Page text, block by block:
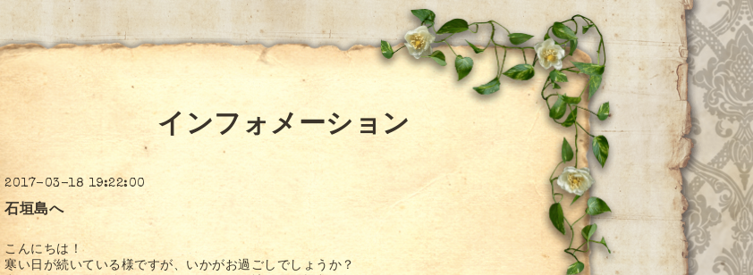
インフォメーション
2017-03-18 19:22:00
石垣島へ
こんにちは！
寒い日が続いている様ですが、いかがお過ごしでしょうか？